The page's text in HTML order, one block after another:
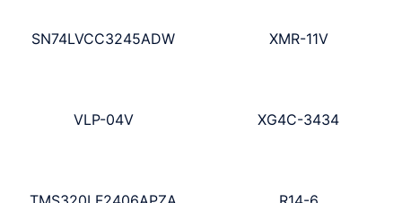
SN74LVCC3245ADW XMR-11V
VLP-04V XG4C-3434